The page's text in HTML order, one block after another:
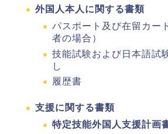
外国人本人に関する書類
パスポート及び在留カー
者の場合）
技能試験および日本語試
し
履歴書
支援に関する書類
特定技能外国人支援計画